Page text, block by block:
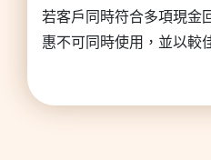
若客戶同時符合多項現金
惠不可同時使用，並以較